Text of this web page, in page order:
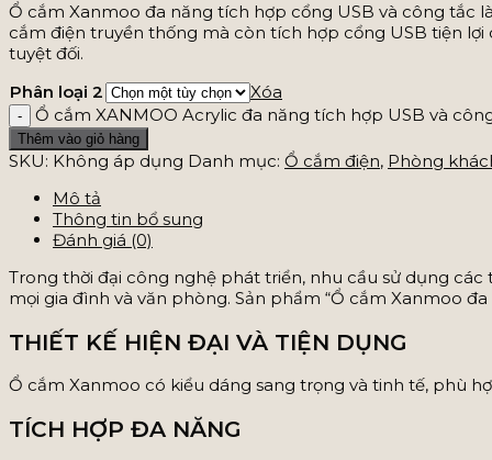
Ổ cắm Xanmoo đa năng tích hợp cổng USB và công tắc
cắm điện truyền thống mà còn tích hợp cổng USB tiện
tuyệt đối.
Phân loại 2
Xóa
Ổ cắm XANMOO Acrylic đa năng tích hợp USB và
Thêm vào giỏ hàng
SKU: Không áp dụng Danh mục: Ổ cắm điện, Phòng
Mô tả
Thông tin bổ sung
Đánh giá (0)
Trong thời đại công nghệ phát triển, nhu cầu sử dụng
mọi gia đình và văn phòng. Sản phẩm “Ổ cắm Xanmoo
THIẾT KẾ HIỆN ĐẠI VÀ TIỆN DỤNG
Ổ cắm Xanmoo có kiểu dáng sang trọng và tinh tế, phù
TÍCH HỢP ĐA NĂNG